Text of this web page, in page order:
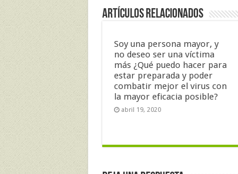
Artículos Relacionados
Soy una persona mayor, y
no deseo ser una víctima
más ¿Qué puedo hacer para
estar preparada y poder
combatir mejor el virus con
la mayor eficacia posible?
abril 19, 2020